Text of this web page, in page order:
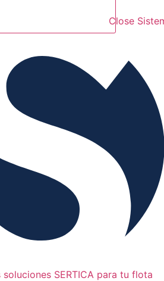
Close
SERTICA para tu flota